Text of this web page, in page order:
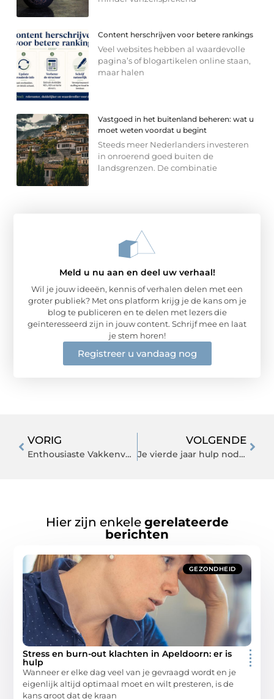
Content herschrijven voor betere rankings
Veel websites hebben al waardevolle
pagina’s of blogartikelen online staan,
maar halen
Vastgoed in het buitenland beheren: wat u
moet weten voordat u begint
Steeds meer Nederlanders investeren
in onroerend goed buiten de
landsgrenzen. De combinatie
Meld u nu aan en deel uw verhaal!
Wil je jouw ideeën, kennis of verhalen delen met een
groter publiek? Met ons platform krijg je de kans om je
blog te publiceren en te delen met lezers die
geïnteresseerd zijn in jouw content. Schrijf mee en laat
je stem horen!
Registreer u vandaag nog
VORIG
Enthousiaste Vakkenvuller Opglabbeek m/v zowel Full-time als Part-time
VOLGENDE
Je vierde jaar hulp nodig van een scriptiebegeleider HBO?
Hier zijn enkele gerelateerde
berichten
GEZONDHEID
Stress en burn-out klachten in Apeldoorn: er is
hulp
Wanneer er elke dag veel van je gevraagd wordt en je
eigenlijk altijd optimaal moet en wilt presteren, is de
kans groot dat de kraan